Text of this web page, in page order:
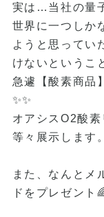
実は…当社の量
世界に一つしか
ようと思ってい
けないというこ
急遽【酸素商品
✨✨
オアシスO2酸
等々展示します。
また、なんとメ
ドをプレゼント